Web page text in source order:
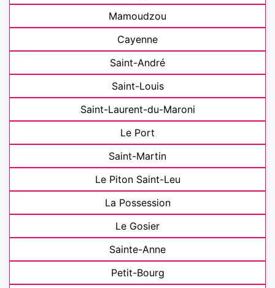
Mamoudzou
Cayenne
Saint-André
Saint-Louis
Saint-Laurent-du-Maroni
Le Port
Saint-Martin
Le Piton Saint-Leu
La Possession
Le Gosier
Sainte-Anne
Petit-Bourg